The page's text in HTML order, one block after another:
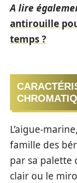
A lire
antirouille
temps ?
L’aigue-
famille des
par sa palette
clair ou le